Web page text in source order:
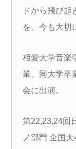
ドから飛び
を、今も大切
相愛大学音楽
業。同大学卒
会に出演。
第22,23,24回
ノ部門 全国大